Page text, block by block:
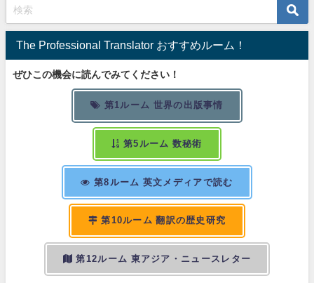
The Professional Translator おすすめルーム！
ぜひこの機会に読んでみてください！
第1ルーム 世界の出版事情
第5ルーム 数秘術
第8ルーム 英文メディアで読む
第10ルーム 翻訳の歴史研究
第12ルーム 東アジア・ニュースレター